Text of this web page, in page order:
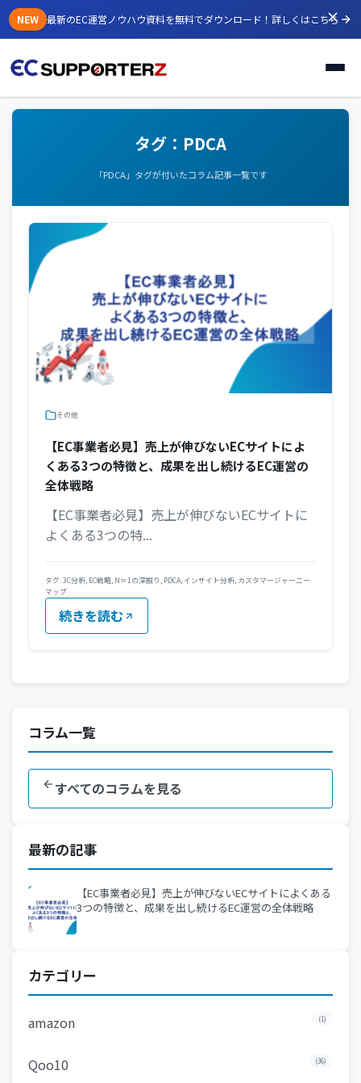
NEW 最新のEC運営ノウハウ資料を無料でダウンロード！ 詳しくはこちら
タグ：PDCA
「PDCA」タグが付いたコラム記事一覧です
その他
【EC事業者必見】売上が伸びないECサイトによ
くある3つの特徴と、成果を出し続けるEC運営の
全体戦略
【EC事業者必見】売上が伸びないECサイトに
よくある3つの特...
タグ:3C分析, EC戦略, N＝1の深掘り, PDCA, インサイト分析, カスタマージャーニー
マップ
続きを読む
コラム一覧
すべてのコラムを見る
最新の記事
【EC事業者必見】売上が伸びないECサイトによくある
3つの特徴と、成果を出し続けるEC運営の全体戦略
カテゴリー
amazon (1)
Qoo10 (36)